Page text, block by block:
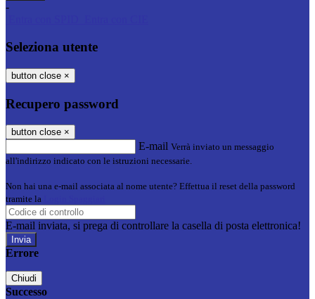
-
Seleziona utente
button close ×
Recupero password
button close ×
E-mail Verrà inviato un messaggio
all'indirizzo indicato con le istruzioni necessarie.
Non hai una e-mail associata al nome utente? Effettua il reset della password
tramite la
E-mail inviata, si prega di controllare la casella di posta elettronica!
Errore
Chiudi
Successo